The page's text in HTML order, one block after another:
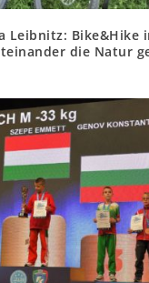
Leibnitz: Bike&Hike
die Natur